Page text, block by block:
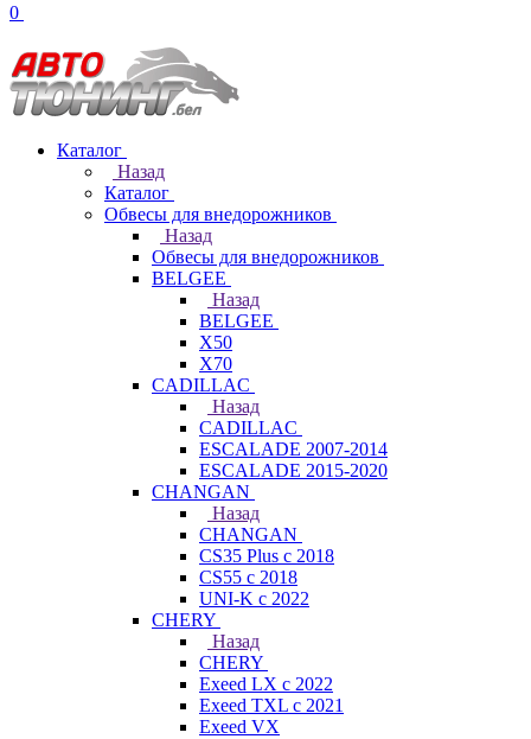
0
Каталог
Назад
Каталог
Обвесы для внедорожников
Назад
Обвесы для внедорожников
BELGEE
Назад
BELGEE
X50
X70
CADILLAC
Назад
CADILLAC
ESCALADE 2007-2014
ESCALADE 2015-2020
CHANGAN
Назад
CHANGAN
CS35 Plus с 2018
CS55 с 2018
UNI-K с 2022
CHERY
Назад
CHERY
Exeed LX с 2022
Exeed TXL с 2021
Exeed VX